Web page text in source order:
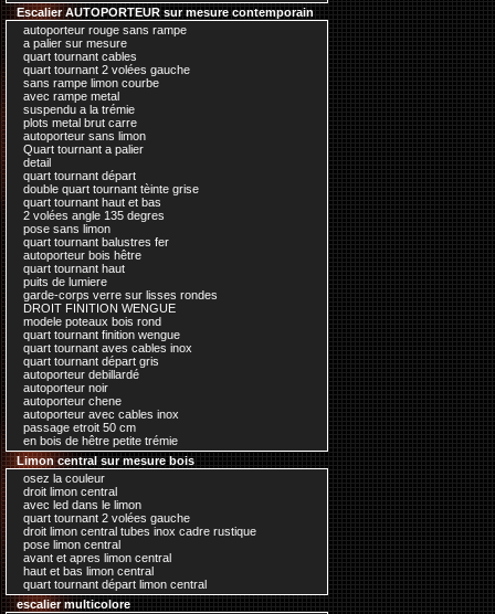
Escalier AUTOPORTEUR sur mesure contemporain
autoporteur rouge sans rampe
a palier sur mesure
quart tournant cables
quart tournant 2 volées gauche
sans rampe limon courbe
avec rampe metal
suspendu a la trémie
plots metal brut carre
autoporteur sans limon
Quart tournant a palier
detail
quart tournant départ
double quart tournant tèinte grise
quart tournant haut et bas
2 volées angle 135 degres
pose sans limon
quart tournant balustres fer
autoporteur bois hêtre
quart tournant haut
puits de lumiere
garde-corps verre sur lisses rondes
DROIT FINITION WENGUE
modele poteaux bois rond
quart tournant finition wengue
quart tournant aves cables inox
quart tournant départ gris
autoporteur debillardé
autoporteur noir
autoporteur chene
autoporteur avec cables inox
passage etroit 50 cm
en bois de hêtre petite trémie
Limon central sur mesure bois
osez la couleur
droit limon central
avec led dans le limon
quart tournant 2 volées gauche
droit limon central tubes inox cadre rustique
pose limon central
avant et apres limon central
haut et bas limon central
quart tournant départ limon central
escalier multicolore